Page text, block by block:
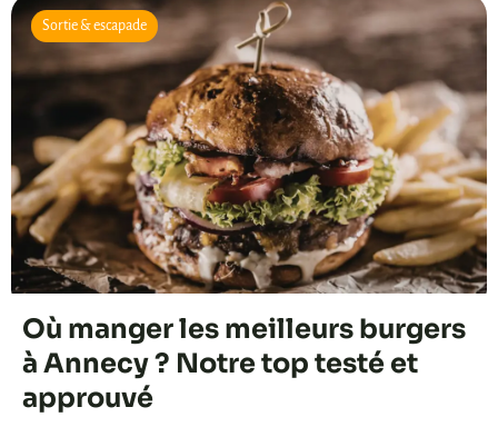
Sortie & escapade
Où manger les meilleurs burgers
à Annecy ? Notre top testé et
approuvé